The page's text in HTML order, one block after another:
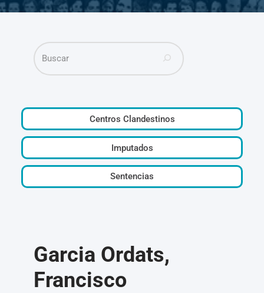
Centros Clandestinos
Imputados
Sentencias
Garcia Ordats,
Francisco